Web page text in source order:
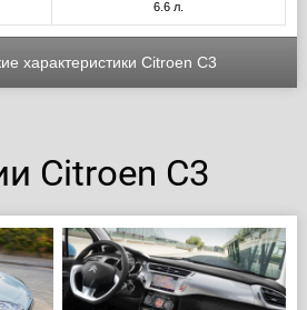
6.6 л.
характеристики Citroen C3
Citroen C3